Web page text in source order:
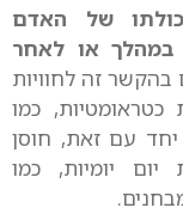
של האדם
במהלך או לאחר
בהקשר זה לחוויות
כטראומטיות, כמו
עם זאת, חוסן
יומיות, כמו